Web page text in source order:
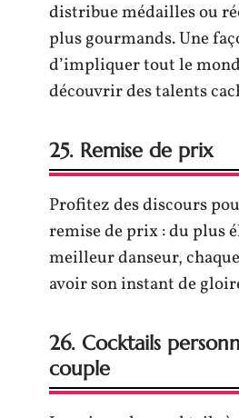
distribue médailles ou
plus gourmands. Une
d’impliquer tout le
découvrir des talents
25. Remise de prix
Profitez des discours
remise de prix : du plus
meilleur danseur,
avoir son instant de
26. Cocktails
couple